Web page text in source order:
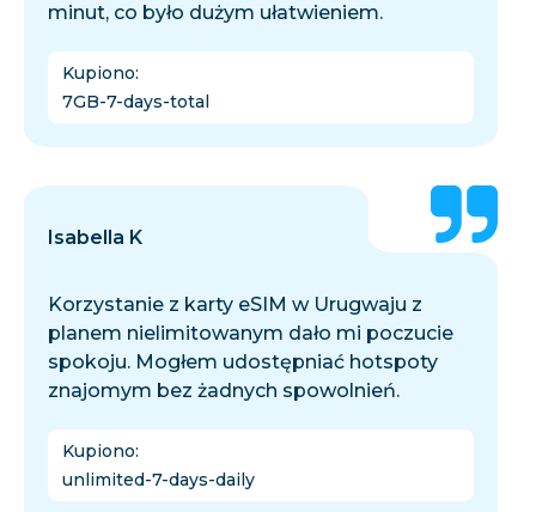
minut, co było dużym ułatwieniem.
Kupiono:
7GB-7-days-total
Isabella K
Korzystanie z karty eSIM w Urugwaju z
planem nielimitowanym dało mi poczucie
spokoju. Mogłem udostępniać hotspoty
znajomym bez żadnych spowolnień.
Kupiono:
unlimited-7-days-daily